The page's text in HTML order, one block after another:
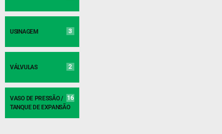
USINAGEM 3
VÁLVULAS 2
VASO DE PRESSÃO /
TANQUE DE EXPANSÃO
16